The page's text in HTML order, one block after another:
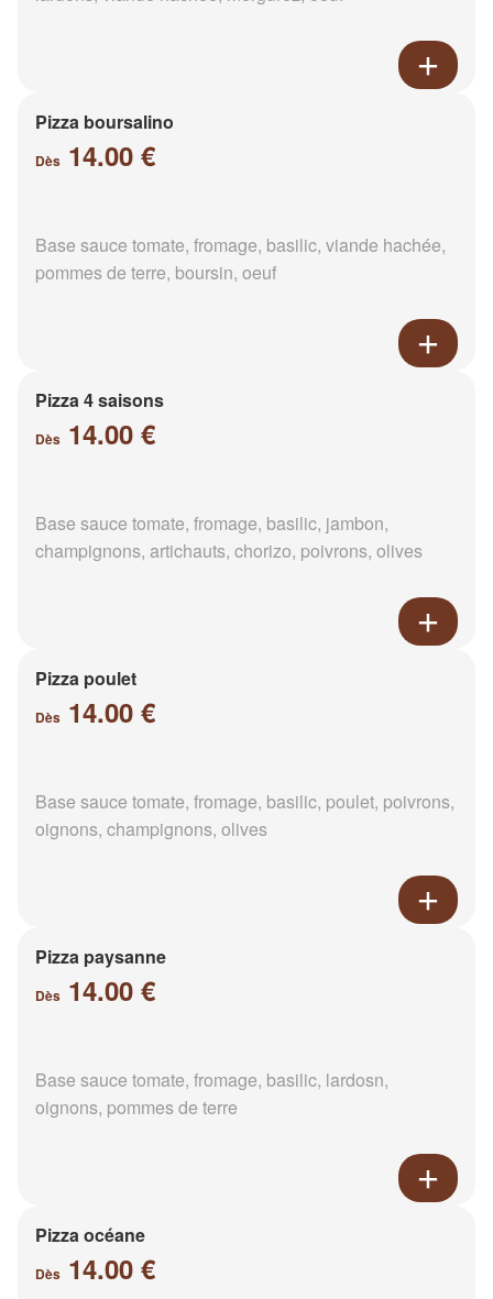
Pizza boursalino
Dès 14.00 €
Base sauce tomate, fromage, basilic, viande hachée,
pommes de terre, boursin, oeuf
Pizza 4 saisons
Dès 14.00 €
Base sauce tomate, fromage, basilic, jambon,
champignons, artichauts, chorizo, poivrons, olives
Pizza poulet
Dès 14.00 €
Base sauce tomate, fromage, basilic, poulet, poivrons,
oignons, champignons, olives
Pizza paysanne
Dès 14.00 €
Base sauce tomate, fromage, basilic, lardosn,
oignons, pommes de terre
Pizza océane
Dès 14.00 €